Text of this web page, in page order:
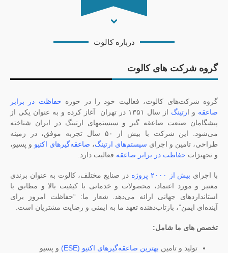
درباره کالوت
های کالوت
کالوت، فعالیت خود را در حوزه حفاظت در برابر
رتینگاز سال ۱۳۵۱ در تهران
آغاز کرده و به عنوان یکی از
صنعت صاعقه گیر و سیستمهای ارتینگ در ایران شناخته
می‌شود. این شرکت با بیش از ۵۰ سال تجربه موفق، در زمینه
و اجرایسیستم‌های ارتینگ،صاعقه‌گیرهای اکتیوو پسیو،
حفاظت در برابر صاعقه فعالیت دارد.
بیش از ۲۰۰۰ پروژه
در صنایع مختلف، کالوت به عنوان برندی
اعتماد، محصولات و خدماتی با کیفیت بالا و مطابق با
جهانی ارائه می‌دهد. شعار ما: “حفاظت امروز برای
بازتاب‌دهنده تعهد ما به ایمنی و رضایت مشتریان است.
ما شامل:
و تامینبهترین صاعقه‌گیرهای اکتیو (ESE)
و پسیو